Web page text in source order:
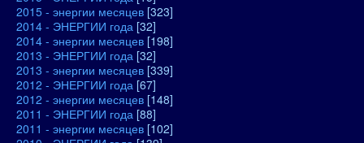
2015 - энергии месяцев [323]
2014 - ЭНЕРГИИ года [32]
2014 - энергии месяцев [198]
2013 - ЭНЕРГИИ года [32]
2013 - энергии месяцев [339]
2012 - ЭНЕРГИИ года [67]
2012 - энергии месяцев [148]
2011 - ЭНЕРГИИ года [88]
2011 - энергии месяцев [102]